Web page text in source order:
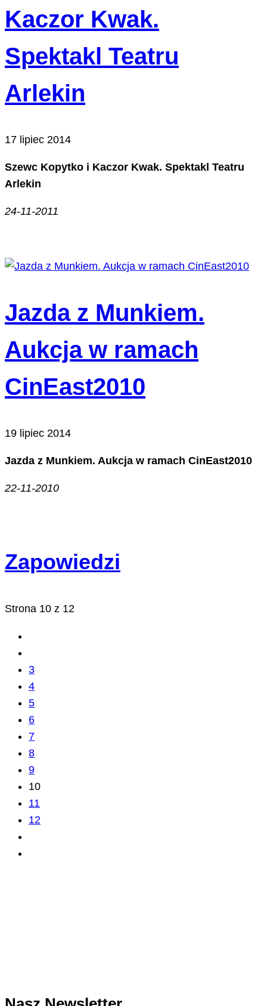
Kaczor Kwak.
Spektakl Teatru
Arlekin
17 lipiec 2014
Szewc Kopytko i Kaczor Kwak. Spektakl Teatru
Arlekin
24-11-2011
Jazda z Munkiem.
Aukcja w ramach
CinEast2010
19 lipiec 2014
Jazda z Munkiem. Aukcja w ramach CinEast2010
22-11-2010
Zapowiedzi
Strona 10 z 12
3
4
5
6
7
8
9
10
11
12